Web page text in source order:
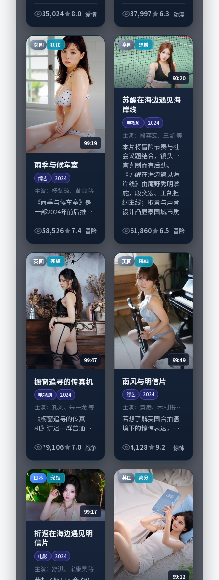
写人生轨迹的故事，
导演贾樟柯擅长留白
叙事，裴斗娜、梁朝...
35,024 8.0 爱情 37,997 6.3 动漫
泰国 杜比
99:19
雨季与候车室
综艺 2024
主演： 杨紫琼、黄渤 等
《雨季与候车室》是
一部2024年前后推出
尚秀执导，杨紫琼、
要戏份。故事围绕当
代都市中的抉择...
58,526 7.4 冒险
泰国 独播
90:20
苏醒在海边遇见海
岸线
电视剧 2024
主演： 段奕宏、王凯 等
本片将冒险节奏与社
会议题结合，镜头语
言克制而有后劲。
《苏醒在海边遇见海
岸线》由庵野秀明掌
舵，段奕宏、王凯担
纲主线；取景与声音
设计凸显泰国城市质
61,860
6.5 冒险
英国 完结
99:47
橱窗追寻的传真机
电视剧 2024
主演： 孔刘、朱一龙 等
《橱窗追寻的传真
机》讲述一群普通人
写人生轨迹的故事，
导演韦斯·安德森擅
长留白叙事，孔刘、
朱...
79,106 7.0 战争
英国 院线
99:49
南风与明信片
综艺 2024
主演： 黄渤、木村拓哉
等
若想了解英国合拍语
境下的惊悚表达，
得关注：剧情侧重人
哉与配角群戏并重。
影片2024年面世后...
4,128 9.2 惊悚
日本 完结
99:17
折返在海边遇见明
信片
电影 2024
主演： 舒淇、宋康昊 等
英国 高分
99:12